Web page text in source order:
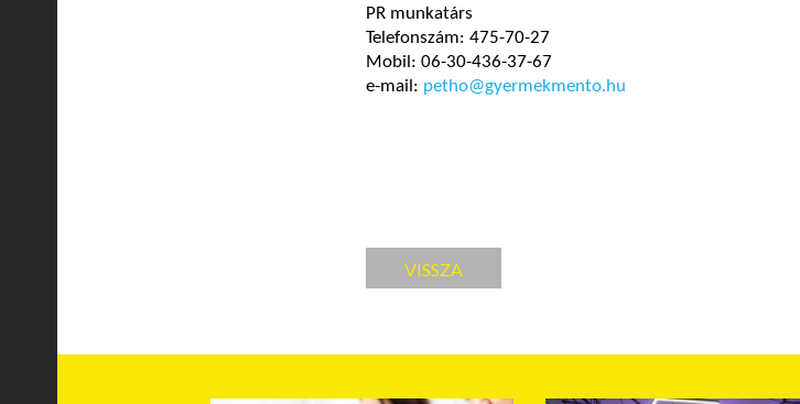
PR munkatárs
Telefonszám: 475-70-27
Mobil: 06-30-436-37-67
e-mail: petho@gyermekmento.hu
VISSZA